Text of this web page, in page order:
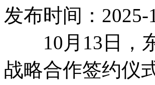
发布时间：
10月13日，东
战略合作签约仪